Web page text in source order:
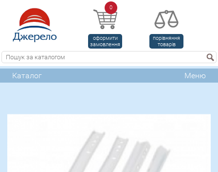
0
оформити
замовлення
порівняння
товарів
Каталог Меню